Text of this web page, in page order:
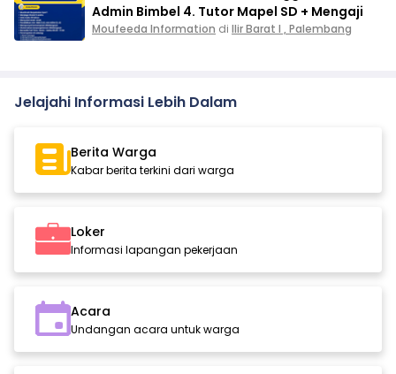
Admin Bimbel 4. Tutor Mapel SD + Mengaji
Moufeeda Information di Ilir Barat I , Palembang
Jelajahi Informasi Lebih Dalam
Berita Warga
Kabar berita terkini dari warga
Loker
Informasi lapangan pekerjaan
Acara
Undangan acara untuk warga